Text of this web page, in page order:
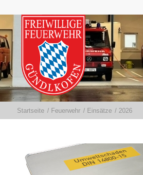
Startseite / Feuerwehr / Einsätze / 2026